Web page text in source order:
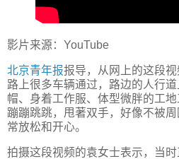
影片来源：YouTube
北京青年报报导，从网上的这段
路上很多车辆通过，路边的人行
帽、身着工作服、体型微胖的工
蹦蹦跳跳，甩著双手，好像不被
常放松和开心。
拍摄这段视频的袁女士表示，当